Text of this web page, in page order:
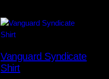
Vanguard Syndicate
Shirt